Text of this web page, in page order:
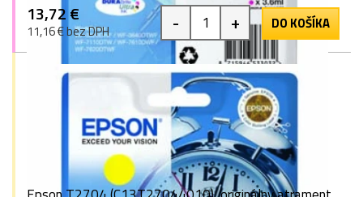
13,72 €
11,16 € bez DPH - + DO KOŠÍKA